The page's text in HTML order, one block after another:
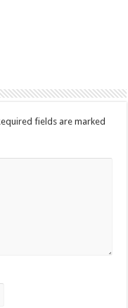
fields are marked